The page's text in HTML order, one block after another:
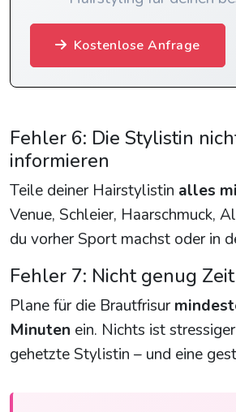
Kostenlose Anfrage
Fehler 6: Die Stylistin
informieren
Teile deiner Hairstylistin alles
Venue, Schleier, Haarschmuck,
du vorher Sport machst oder in
Fehler 7: Nicht genug
Plane für die Brautfrisur
Minuten ein. Nichts ist
gehetzte Stylistin – und eine